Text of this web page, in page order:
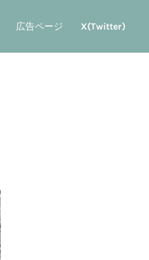
広告ページ X(Twitter)